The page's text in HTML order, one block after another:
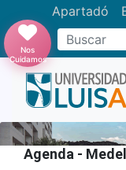
Apartadó
Buscar
Nos
Cuidamos
Agenda -